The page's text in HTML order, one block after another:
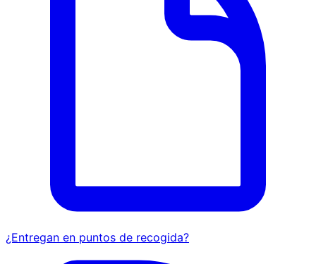
¿Entregan en puntos de recogida?